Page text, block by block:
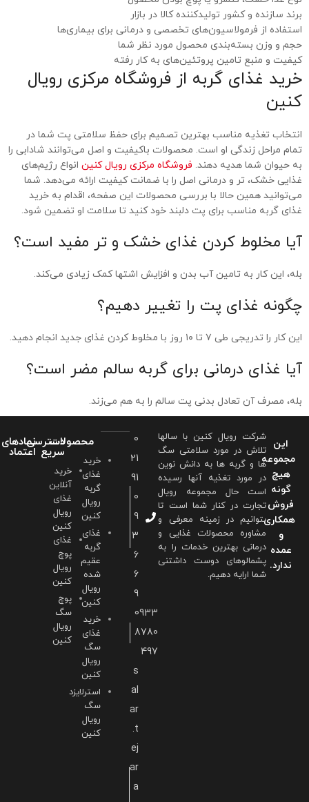
برند سازنده و کشور تولیدکننده کالا در بازار
استفاده از فرمولاسیون‌های تخصصی و درمانی برای بیماری‌ها
حجم و وزن بسته‌بندی محصول مورد نظر شما
کیفیت و منبع تامین پروتئین‌های به کار رفته
خرید غذای گربه از فروشگاه مرکزی رویال
کنین
انتخاب تغذیه مناسب بهترین تصمیم برای حفظ سلامتی پت شما در
تمام مراحل زندگی او است. محصولات باکیفیت و اصل می‌توانند شادابی را
به حیوان شما هدیه دهند. فروشگاه مرکزی رویال کنین انواع رژیم‌های
غذایی خشک، تر و درمانی اصل را با ضمانت کیفیت ارائه می‌دهد. شما
می‌توانید همین حالا با بررسی محصولات این صفحه، اقدام به خرید
غذای گربه مناسب برای پت دلبند خود کنید تا سلامت او تضمین شود.
آیا مخلوط کردن غذای خشک و تر مفید است؟
بله، این کار به تامین آب بدن و افزایش اشتها کمک زیادی می‌کند.
چگونه غذای پت را تغییر دهیم؟
این کار را تدریجی طی ۷ تا ۱۰ روز با مخلوط کردن غذای جدید انجام دهید.
آیا غذای درمانی برای گربه سالم مضر است؟
بله، مصرف آن تعادل بدنی پت سالم را به هم می‌زند.
این
مجموعه
هیچ
گونه
فروش
همکاری
و
عمده
ندارد.
شرکت رویال کنین با سالها
تلاش در مورد سلامتی سگ
ها و گربه ها به دانش نوین
در مورد تغذیه آنها رسیده
است حال مجموعه رویال
تجارت در کنار شما است تا
بتوانیم در زمینه معرفی و
مشاوره محصولات غذایی و
درمانی بهترین خدمات را به
پشمالوهای دوست داشتنی
شما ارايه دهیم.
0
21
91
0
9
3
6
6
9
0933
8780
497
s
al
ar
.t
ej
ar
a
محصولات
خرید
غذای
گربه
رویال
کنین
غذای
گربه
عقیم
شده
رویال
کنین
خرید
غذای
سگ
رویال
کنین
استرلایزد
سگ
رویال
کنین
دسترسی
سریع
خرید
آنلاین
غذای
رویال
کنین
غذای
پوچ
رویال
کنین
پوچ
سگ
رویال
کنین
نمادهای
اعتماد